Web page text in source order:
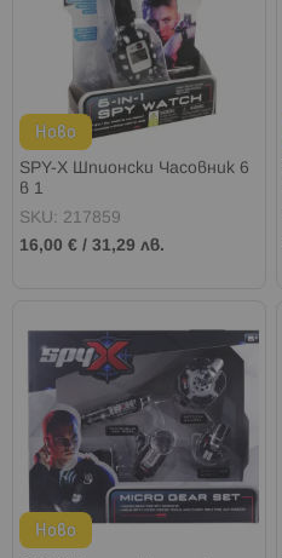
Ново
SPY-X Шпионски Часовник 6
в 1
SKU: 217859
16,00 € / 31,29 лв.
Ново